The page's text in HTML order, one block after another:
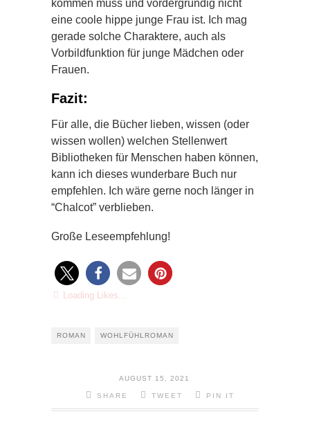
kommen muss und vordergründig nicht
eine coole hippe junge Frau ist. Ich mag
gerade solche Charaktere, auch als
Vorbildfunktion für junge Mädchen oder
Frauen.
Fazit:
Für alle, die Bücher lieben, wissen (oder
wissen wollen) welchen Stellenwert
Bibliotheken für Menschen haben können,
kann ich dieses wunderbare Buch nur
empfehlen. Ich wäre gerne noch länger in
“Chalcot” verblieben.
Große Leseempfehlung!
Loading Likes...
ROMAN WOHLFÜHLROMAN
AUGUST 15, 2021
SHARE TWEET PIN IT